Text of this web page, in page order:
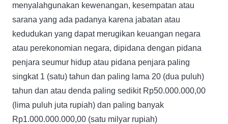
menyalahgunakan kewenangan, kesempatan atau
sarana yang ada padanya karena jabatan atau
kedudukan yang dapat merugikan keuangan negara
atau perekonomian negara, dipidana dengan pidana
penjara seumur hidup atau pidana penjara paling
singkat 1 (satu) tahun dan paling lama 20 (dua puluh)
tahun dan atau denda paling sedikit Rp50.000.000,00
(lima puluh juta rupiah) dan paling banyak
Rp1.000.000.000,00 (satu milyar rupiah)